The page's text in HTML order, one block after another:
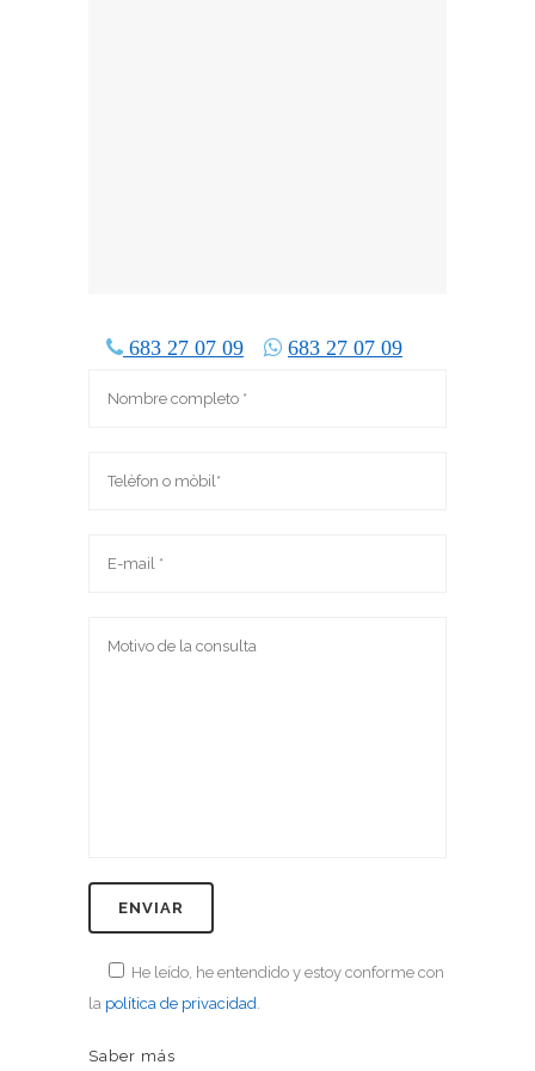
683 27 07 09 683 27 07 09
He leído, he entendido y estoy conforme con
la política de privacidad.
Saber más